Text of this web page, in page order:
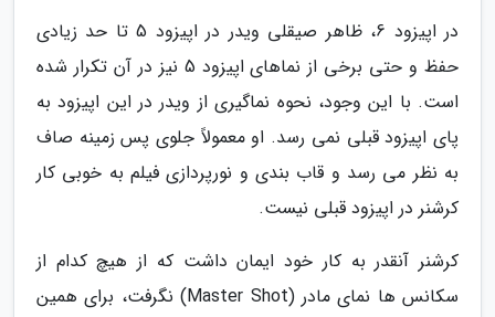
در اپیزود 6، ظاهر صیقلی ویدر در اپیزود 5 تا حد زیادی
حفظ و حتی برخی از نماهای اپیزود 5 نیز در آن تکرار شده
است. با این وجود، نحوه نماگیری از ویدر در این اپیزود به
پای اپیزود قبلی نمی رسد. او معمولاً جلوی پس زمینه صاف
به نظر می رسد و قاب بندی و نورپردازی فیلم به خوبی کار
کرشنر در اپیزود قبلی نیست.
کرشنر آنقدر به کار خود ایمان داشت که از هیچ کدام از
سکانس ها نمای مادر (Master Shot) نگرفت، برای همین